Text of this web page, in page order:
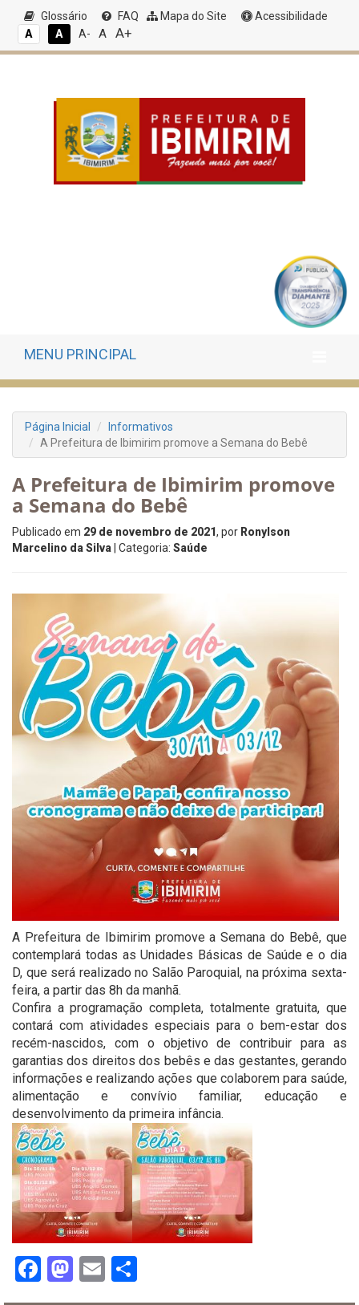
Glossário FAQ Mapa do Site
Acessibilidade
A
A A- A A+
MENU PRINCIPAL
Página Inicial
Informativos
A Prefeitura de Ibimirim promove a Semana do Bebê
A Prefeitura de Ibimirim promove
a Semana do Bebê
Publicado em 29 de novembro de 2021, por Ronylson
Marcelino da Silva | Categoria: Saúde
A Prefeitura de Ibimirim promove a Semana do Bebê, que
contemplará todas as Unidades Básicas de Saúde e o dia
D, que será realizado no Salão Paroquial, na próxima sexta-
feira, a partir das 8h da manhã.
Confira a programação completa, totalmente gratuita, que
contará com atividades especiais para o bem-estar dos
recém-nascidos, com o objetivo de contribuir para as
garantias dos direitos dos bebês e das gestantes, gerando
informações e realizando ações que colaborem para saúde,
alimentação e convívio familiar, educação e
desenvolvimento da primeira infância.
Facebook
Mastodon
Email